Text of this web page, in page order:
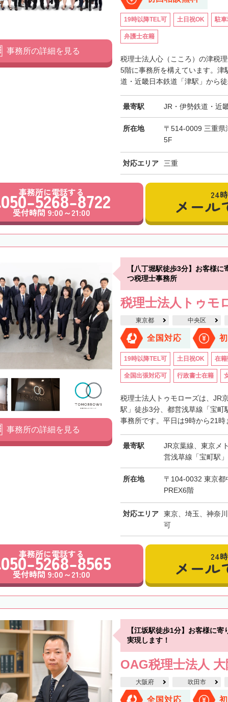
19時以降TEL可 土日祝OK 駐車
弁護士在籍
税理士法人心（こころ）の津税
5階に事務所を構えています。津
道・近畿日本鉄道「津駅」から
最寄駅 JR・伊勢鉄道・近
所在地
〒514-0009 三重県
5F
対応エリア 三重
事務所の詳細を見る
事務所に電話する
050-5268-8722
受付時間 9:00～21:00
24
メール
【八丁堀駅徒歩3分】お客様
つ税理士事務所
税理士法人トゥモ
東京都 中央区
全国対応
19時以降TEL可 土日祝OK 在
全国出張対応可 行政書士在籍
税理士法人トゥモローズは、JR
駅」徒歩3分、都営浅草線「宝
事務所です。平日は9時から21時
最寄駅
JR京葉線、東京メ
営浅草線「宝町駅
所在地
〒104-0032 東京
PREX6階
対応エリア
東京、埼玉、神奈
可
事務所の詳細を見る
事務所に電話する
050-5268-8565
受付時間 9:00～21:00
24
メール
【江坂駅徒歩1分】お客様に
実現します！
OAG税理士法人 大
大阪府 吹田市
全国対応